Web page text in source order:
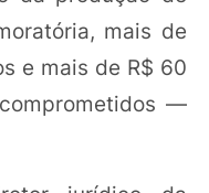
mais de
e mais de R$ 60
—